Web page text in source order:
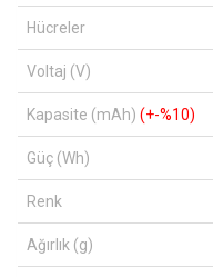
Hücreler
Voltaj (V)
Kapasite (mAh) (+-%10)
Güç (Wh)
Renk
Ağırlık (g)